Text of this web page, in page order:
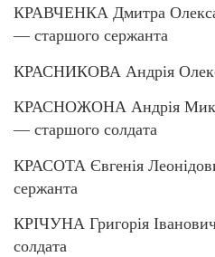
КРАВЧЕНКА Дмитра
— старшого сержанта
КРАСНИКОВА Андрія
КРАСНОЖОНА Андрія
— старшого солдата
КРАСОТА Євгенія
сержанта
КРІЧУНА Григорія
солдата